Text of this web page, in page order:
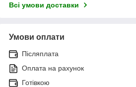
Всі умови доставки
Умови оплати
Післяплата
Оплата на рахунок
Готівкою